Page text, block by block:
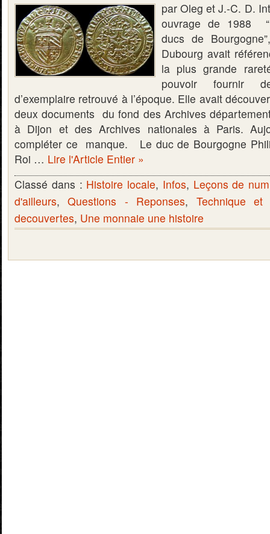
par Oleg et J.-C. D.
ouvrage de 1988
ducs de
Dubourg avait
la plus grande
pouvoir fournir
d’exemplaire retrouvé à l’époque. Elle avait
deux documents du fond des Archives
à Dijon et des Archives nationales à Paris.
compléter ce manque. Le duc de Bourgogne
Roi … Lire l'Article Entier »
Classé dans : Histoire locale, Infos, Leçons de
d'ailleurs,Questions - Reponses, Technique et
decouvertes, Une monnaie une histoire